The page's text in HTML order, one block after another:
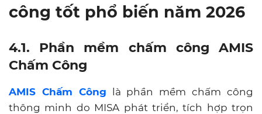
công tốt phổ biến năm 2026
4.1. Phần mềm chấm công AMIS
Chấm Công
AMIS Chấm Công là phần mềm chấm công
thông minh do MISA phát triển, tích hợp trọn